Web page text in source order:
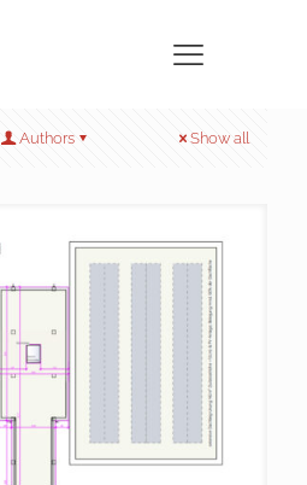
Authors Show all